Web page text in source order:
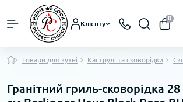
Клієнту
0
Товари для кухні Каструлі та сковорідки
Гранітний гриль-сковорідка 28